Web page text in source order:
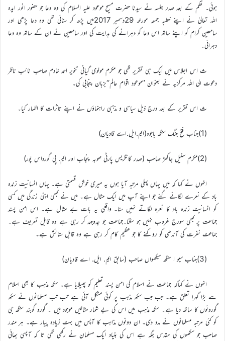
ہوئی۔ نظم کے بعد صدر جلسہ نے سیدنا حضرت مسیح موعود علیہ السلام کی وہ دعا جو حضور انور ایدہ
اللہ تعالیٰ نے اپنے خطبہ جمعہ مورخہ 29دسمبر 2017میں پڑھ کر سنائی تھی وہ دعا پڑھی اور
سامعین کرام کو اپنے ساتھ اس دعا کو دہرانے کی ہدایت کی اور سامعین نے ان کے ساتھ وہ دعا
دہرائی۔
ث اس اجلاس میں ایک ہی تقریر تھی جو مکرم مولوی گیانی تنویر احمد خادم صاحب نائب ناظر
دعوت الی اللہ مرکزیہ نے بعنوان ’’موعود اقوام عالم‘‘بزبان پنجابی کی۔
ث اس تقریر کے بعد درج ذیل سیاسی و مذہبی راہنماؤں نے اپنے تاثرات کا اظہار کیا۔
(1)جناب فتح جنگ سنگھ باجوہ(ایم.ایل.اے قادیان)
(2)مکرم سنیل جاکھڑ صاحب (صدر کانگریس پارٹی صوبہ پنجاب اور ایم. پی گورداس پور)
انہوں نے کہا کہ میں یہاں پہلی مرتبہ آیا ہوں یہ میری خوش قسمتی ہے۔ یہاں انسانیت زندہ
باد کے نعرے لگائے گئے جو اپنے آپ میں ایک مثال ہے۔ میں نے کبھی اپنی زندگی میں کسی
کو انسانیت زندہ باد کا نعرہ لگاتے نہیں سنا۔ واقعی یہ بات بے مثال ہے۔ اس امن پسند
جماعت پر کبھی سورج غروب نہیں ہو سکتا۔جماعت جو جدوجہد کر رہی ہے وہ قابل تعریف ہے۔
جماعت نفرت کی آندھی کو روکنے کا جو عظیم کام کر رہی ہے وہ قابل ستائش ہے۔
(3)جناب سیو ا سنگھ سیکھواں صاحب (سابق ایم. ایل. اے قادیان)
انہوں نے کہاکہ جماعت نے اسلام کی امن پسند تعلیم کو پھیلایا ہے۔ سکھ مذہب کا بھی اسلام
سے بڑا گہرا تعلق ہے۔ جب جب سکھ مذہب پر کوئی مشکل آئی ہے تب تب مسلمانوں نے سکھ
گوروئوں کا ساتھ دیا ہے۔ سکھ مذہب میں اس کی بے شمار مثالیں موجود ہیں ۔ گورو گوبند سنگھ جی
کو کئی مرتبہ مسلمانوں نے مدد دی۔ ان دونوں مذاہب کا آپس میں بہت زیادہ پیار ہے۔ ہر مندر
صاحب جو سکھوں کی مقدس جگہ ہے اس کی بنیاد ایک مسلمان نے رکھی تھی تا کہ آپسی بھائی